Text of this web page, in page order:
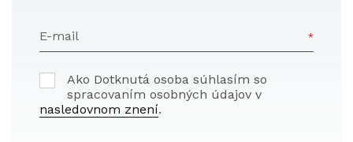
E-mail
Ako Dotknutá osoba súhlasím so
spracovaním osobných údajov v
nasledovnom znení.